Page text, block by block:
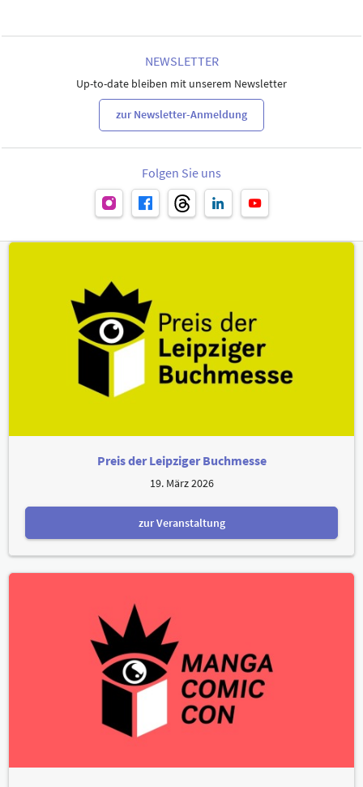
NEWSLETTER
Up-to-date bleiben mit unserem Newsletter
zur Newsletter-Anmeldung
Folgen Sie uns
Preis der Leipziger Buchmesse
19. März 2026
zur Veranstaltung